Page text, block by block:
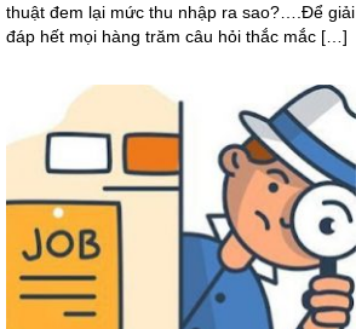
thuật đem lại mức thu nhập ra sao?….Để giải
đáp hết mọi hàng trăm câu hỏi thắc mắc […]